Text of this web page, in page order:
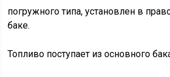
погружного типа, установлен в
баке.
Топливо поступает из основного